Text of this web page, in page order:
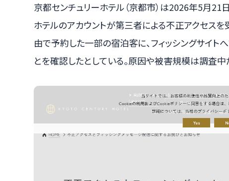
京都センチュリーホテル（京都市）は2026年5月21
ホテルのアカウントが第三者による不正アクセス
由で予約した一部の宿泊客に、フィッシングサイ
とを確認したとしている。原因や被害規模は調査中